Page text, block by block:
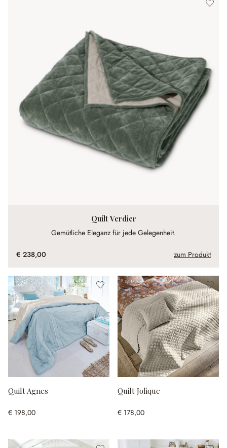
Quilt Verdier
Gemütliche Eleganz für jede Gelegenheit.
€ 238,00 zum Produkt
Quilt Agnes
€ 198,00
Quilt Jolique
€ 178,00